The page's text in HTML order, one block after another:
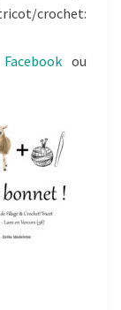
crochet:
Facebookou